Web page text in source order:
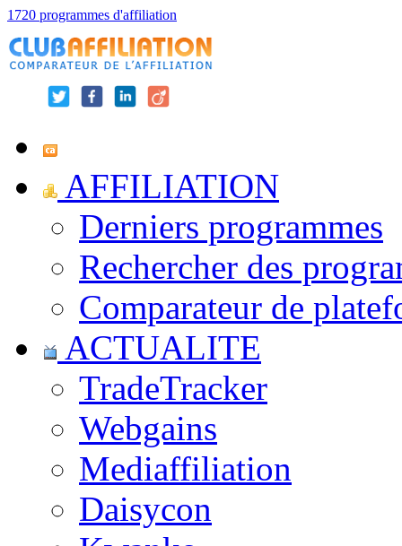
1720 programmes d'affiliation
AFFILIATION
Derniers programmes
Rechercher des
Comparateur de
ACTUALITE
TradeTracker
Webgains
Mediaffiliation
Daisycon